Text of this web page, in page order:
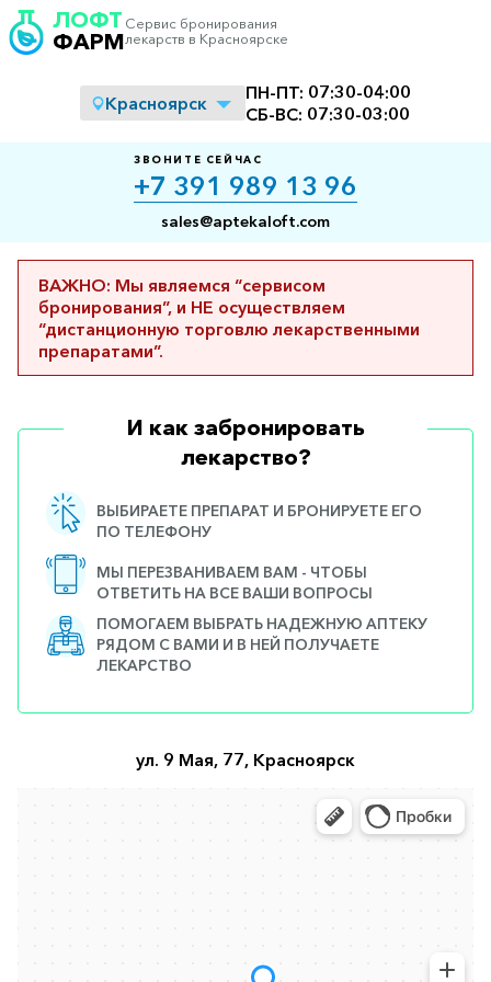
ЛОФТ
ФАРМ
Сервис бронирования
лекарств в Красноярске
Красноярск ПН-ПТ: 07:30-04:00
СБ-ВС: 07:30-03:00
ЗВОНИТЕ СЕЙЧАС
+7 391 989 13 96
sales@aptekaloft.com
ВАЖНО: Мы являемся “сервисом
бронирования”, и НЕ осуществляем
“дистанционную торговлю лекарственными
препаратами”.
И как забронировать
лекарство?
ВЫБИРАЕТЕ ПРЕПАРАТ И БРОНИРУЕТЕ ЕГО
ПО ТЕЛЕФОНУ
МЫ ПЕРЕЗВАНИВАЕМ ВАМ - ЧТОБЫ
ОТВЕТИТЬ НА ВСЕ ВАШИ ВОПРОСЫ
ПОМОГАЕМ ВЫБРАТЬ НАДЕЖНУЮ АПТЕКУ
РЯДОМ С ВАМИ И В НЕЙ ПОЛУЧАЕТЕ
ЛЕКАРСТВО
ул. 9 Мая, 77, Красноярск